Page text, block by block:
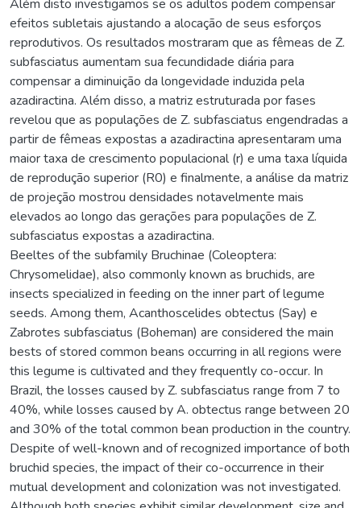
Além disto investigamos se os adultos podem compensar
efeitos subletais ajustando a alocação de seus esforços
reprodutivos. Os resultados mostraram que as fêmeas de Z.
subfasciatus aumentam sua fecundidade diária para
compensar a diminuição da longevidade induzida pela
azadiractina. Além disso, a matriz estruturada por fases
revelou que as populações de Z. subfasciatus engendradas a
partir de fêmeas expostas a azadiractina apresentaram uma
maior taxa de crescimento populacional (r) e uma taxa líquida
de reprodução superior (R0) e finalmente, a análise da matriz
de projeção mostrou densidades notavelmente mais
elevados ao longo das gerações para populações de Z.
subfasciatus expostas a azadiractina.
Beeltes of the subfamily Bruchinae (Coleoptera:
Chrysomelidae), also commonly known as bruchids, are
insects specialized in feeding on the inner part of legume
seeds. Among them, Acanthoscelides obtectus (Say) e
Zabrotes subfasciatus (Boheman) are considered the main
bests of stored common beans occurring in all regions were
this legume is cultivated and they frequently co-occur. In
Brazil, the losses caused by Z. subfasciatus range from 7 to
40%, while losses caused by A. obtectus range between 20
and 30% of the total common bean production in the country.
Despite of well-known and of recognized importance of both
bruchid species, the impact of their co-occurrence in their
mutual development and colonization was not investigated.